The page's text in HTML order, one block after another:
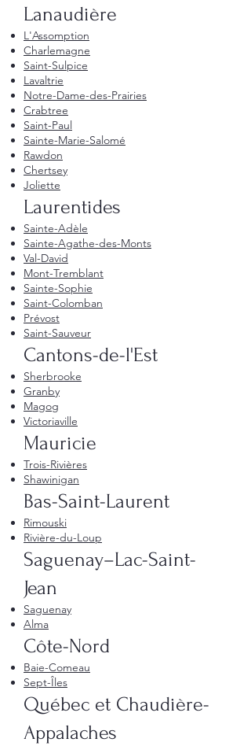
Lanaudière
L'Assomption
Charlemagne
Saint-Sulpice
Lavaltrie
Notre-Dame-des-Prairies
Crabtree
Saint-Paul
Sainte-Marie-Salomé
Rawdon
Chertsey
Joliette
Laurentides
Sainte-Adèle
Sainte-Agathe-des-Monts
Val-David
Mont-Tremblant
Sainte-Sophie
Saint-Colomban
Prévost
Saint-Sauveur
Cantons-de-l'Est
Sherbrooke
Granby
Magog
Victoriaville
Mauricie
Trois-Rivières
Shawinigan
Bas-Saint-Laurent
Rimouski
Rivière-du-Loup
Saguenay–Lac-Saint-
Jean
Saguenay
Alma
Côte-Nord
Baie-Comeau
Sept-Îles
Québec et Chaudière-
Appalaches